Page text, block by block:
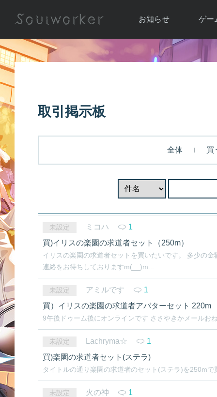
お知らせ
お知らせ一覧
ゲー
ソウ
アップ
取引掲示板
全体 買
未設定 ミコハ
1
買)イリスの楽園の求道者セット（250m）
イリスの楽園の求道者セットを買いたいです。 多少の
連絡をお待ちしておりますm(__)m...
未設定 アミルです
1
買）イリスの楽園の求道者アバターセット 220m
9午後ドゥーム後にオンラインです ささやきかメールお
未設定 Lachryma☆
1
買)楽園の求道者セット(ステラ)
タイトルの通り楽園の求道者のセット(ステラ)を250m
未設定 火の神
1